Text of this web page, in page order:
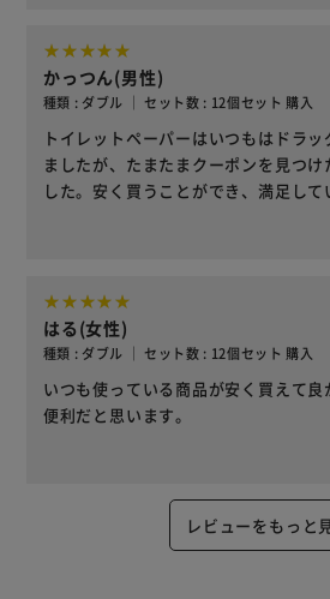
かっつん(男性)
種類 : ダブル ｜ セット数 : 12個セット 購入
トイレットペーパーはいつもはドラ
ましたが、たまたまクーポンを見つ
した。安く買うことができ、満足して
はる(女性)
種類 : ダブル ｜ セット数 : 12個セット 購入
いつも使っている商品が安く買えて
便利だと思います。
レビューをもっと